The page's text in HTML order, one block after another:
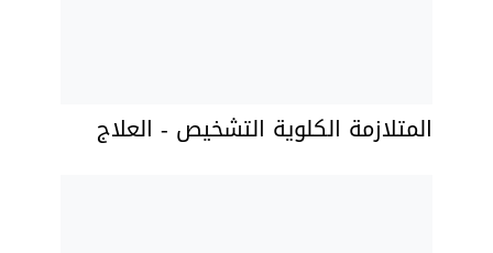
المتلازمة الكلوية التشخيص - العلاج